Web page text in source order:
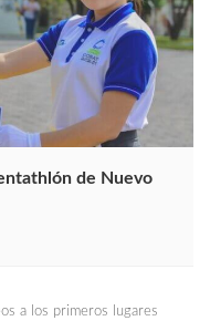
de Nuevo
a los primeros lugares